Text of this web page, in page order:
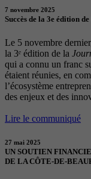
7 novembre 2025
Succès de la 3e édition
Le 5 novembre
la 3ᵉ édition de la
qui a connu un franc
étaient réunies, en
l’écosystème
des enjeux et des
Lire le communiqué
27 mai 2025
UN SOUTIEN
DE LA CÔTE-DE-